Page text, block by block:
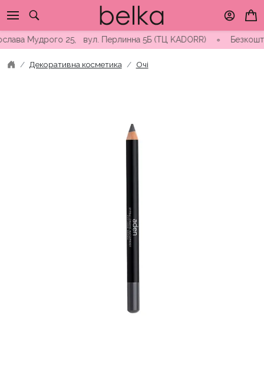
to
content
Мудрого 25, вул. Перлинна 5Б (ТЦ KADORR) ∘ Безкоштовна
Декоративна косметика Очі